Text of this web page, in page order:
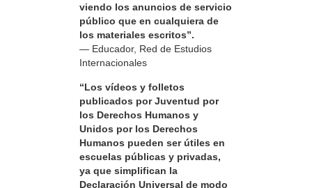
viendo los anuncios de servicio
público que en cualquiera de
los materiales escritos”.
— Educador, Red de Estudios
Internacionales
“Los vídeos y folletos
publicados por Juventud por
los Derechos Humanos y
Unidos por los Derechos
Humanos pueden ser útiles en
escuelas públicas y privadas,
ya que simplifican la
Declaración Universal de modo